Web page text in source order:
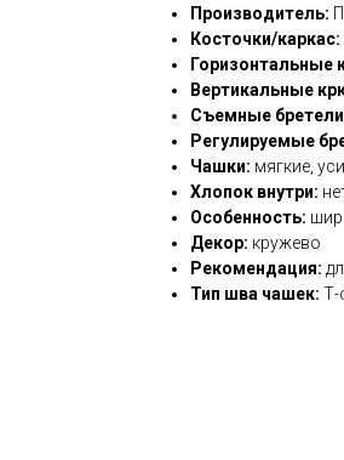
Производитель:
Косточки/каркас:
Горизонтальные
Вертикальные
Съемные
Регулируемые
Чашки: мягкие,
Хлопок внутри:
Особенность:
Декор: кружево
Рекомендация:
Тип шва чашек: Т-